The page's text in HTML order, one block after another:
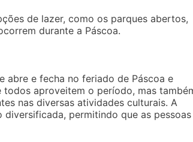
de lazer, como os parques abertos,
durante a Páscoa.
abre e fecha no feriado de Páscoa e
todos aproveitem o período, mas
nas diversas atividades culturais. A
permitindo que as pessoas